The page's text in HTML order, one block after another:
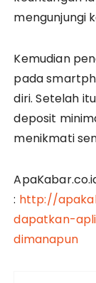
mengunjungi
Kemudian
pada
diri. Setelah
deposit
menikmati
: http://
dapatkan-
dimanapun